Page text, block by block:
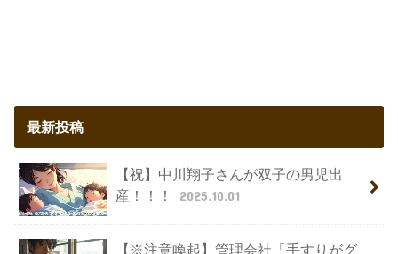
最新投稿
【祝】中川翔子さんが双子の男児出
産！！！
2025.10.01
【※注意喚起】管理会社「手すりがグ